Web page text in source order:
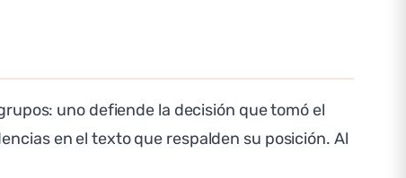
uno defiende la decisión que tomó el
en el texto que respalden su posición. Al